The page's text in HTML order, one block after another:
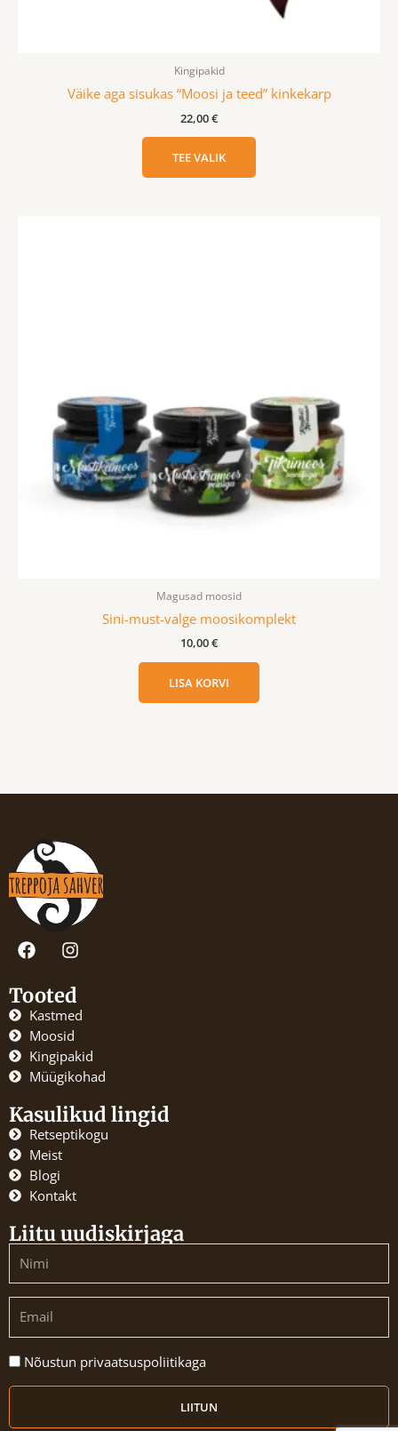
Kingipakid
Väike aga sisukas “Moosi ja teed” kinkekarp
22,00€
TEE VALIK
Magusad moosid
Sini-must-valge moosikomplekt
10,00€
LISA KORVI
F
a
e
b
o
o
k
I
n
t
a
g
r
a
m
Tooted
Kastmed
Moosid
Kingipakid
Müügikohad
Kasulikud lingid
Retseptikogu
Meist
Blogi
Kontakt
Liitu uudiskirjaga
Nõustun
Nõustun privaatsuspoliitikaga
LIITUN